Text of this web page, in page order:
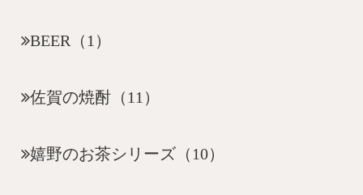
BEER（1）
佐賀の焼酎（11）
嬉野のお茶シリーズ（10）